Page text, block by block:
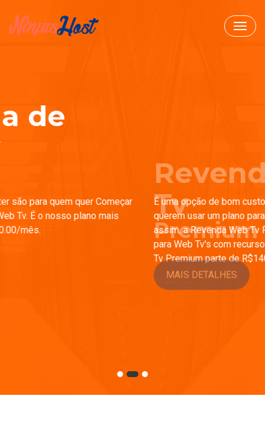
Revenda Web
É uma opção de bom custo/benefício para aqueles que
querem usar um plano para múltiplos Web Tv's. Ainda
assim, a Revenda Web Tv Premium deve ser suficiente
para Web Tv's com recursos eficientes. A Revenda de Web
Tv Premium parte de R$140.00/mês.